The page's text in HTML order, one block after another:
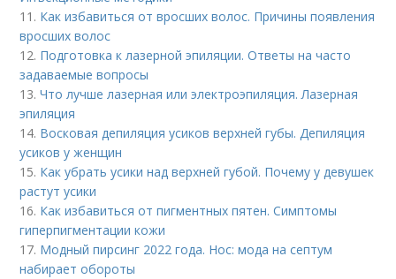
11. Как избавиться от вросших волос. Причины появления
вросших волос
12. Подготовка к лазерной эпиляции. Ответы на часто
задаваемые вопросы
13.Что лучше лазерная или электроэпиляция. Лазерная
эпиляция
14. Восковая депиляция усиков верхней губы. Депиляция
усиков у женщин
15. Как убрать усики над верхней губой. Почему у девушек
растут усики
16. Как избавиться от пигментных пятен. Симптомы
гиперпигментации кожи
17. Модный пирсинг 2022 года. Нос: мода на септум
набирает обороты